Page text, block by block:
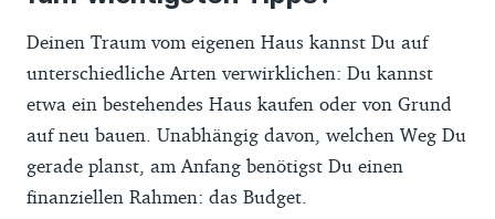
Deinen Traum vom eigenen Haus kannst Du auf
unterschiedliche Arten verwirklichen: Du kannst
etwa ein bestehendes Haus kaufen oder von Grund
auf neu bauen. Unabhängig davon, welchen Weg Du
gerade planst, am Anfang benötigst Du einen
finanziellen Rahmen: das Budget.